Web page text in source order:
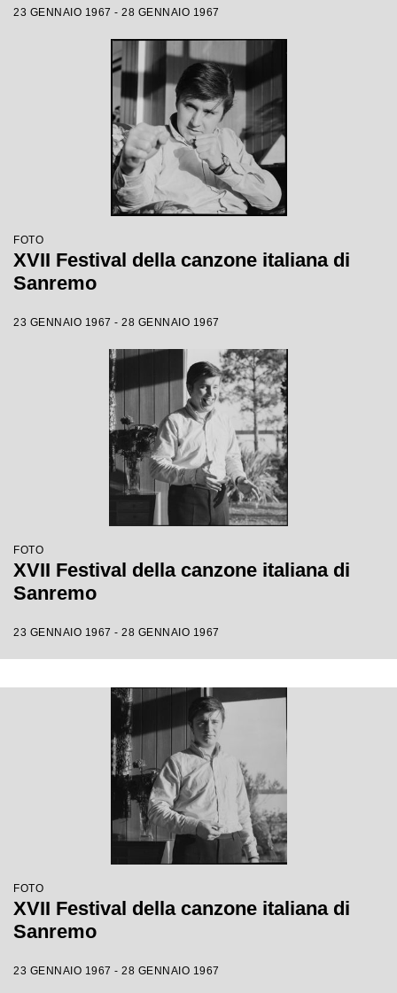
23 GENNAIO 1967 - 28 GENNAIO 1967
FOTO
XVII Festival della canzone italiana di
Sanremo
23 GENNAIO 1967 - 28 GENNAIO 1967
FOTO
XVII Festival della canzone italiana di
Sanremo
23 GENNAIO 1967 - 28 GENNAIO 1967
FOTO
XVII Festival della canzone italiana di
Sanremo
23 GENNAIO 1967 - 28 GENNAIO 1967